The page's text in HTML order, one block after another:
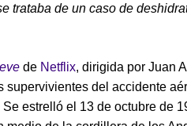
trataba de un caso de
de Netflix, dirigida por Juan
supervivientes del accidente
estrelló el 13 de octubre de